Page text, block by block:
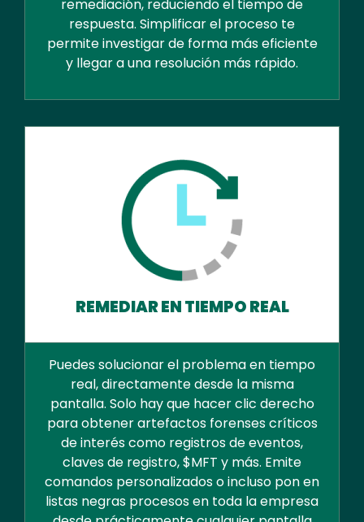
remediación, reduciendo el tiempo de
respuesta. Simplificar el proceso te
permite investigar de forma más eficiente
y llegar a una resolución más rápido.
REMEDIAR EN TIEMPO REAL
Puedes solucionar el problema en tiempo
real, directamente desde la misma
pantalla. Solo hay que hacer clic derecho
para obtener artefactos forenses críticos
de interés como registros de eventos,
claves de registro, $MFT y más. Emite
comandos personalizados o incluso pon en
listas negras procesos en toda la empresa